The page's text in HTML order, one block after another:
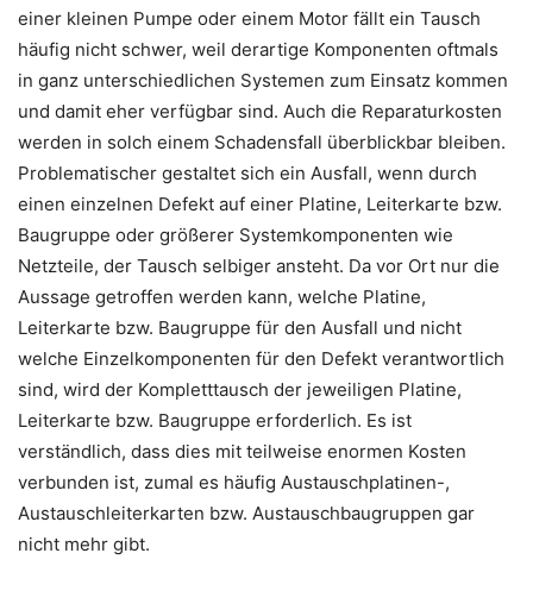
einer kleinen Pumpe oder einem Motor fällt ein Tausch
häufig nicht schwer, weil derartige Komponenten oftmals
in ganz unterschiedlichen Systemen zum Einsatz kommen
und damit eher verfügbar sind. Auch die Reparaturkosten
werden in solch einem Schadensfall überblickbar bleiben.
Problematischer gestaltet sich ein Ausfall, wenn durch
einen einzelnen Defekt auf einer Platine, Leiterkarte bzw.
Baugruppe oder größerer Systemkomponenten wie
Netzteile, der Tausch selbiger ansteht. Da vor Ort nur die
Aussage getroffen werden kann, welche Platine,
Leiterkarte bzw. Baugruppe für den Ausfall und nicht
welche Einzelkomponenten für den Defekt verantwortlich
sind, wird der Kompletttausch der jeweiligen Platine,
Leiterkarte bzw. Baugruppe erforderlich. Es ist
verständlich, dass dies mit teilweise enormen Kosten
verbunden ist, zumal es häufig Austauschplatinen-,
Austauschleiterkarten bzw. Austauschbaugruppen gar
nicht mehr gibt.